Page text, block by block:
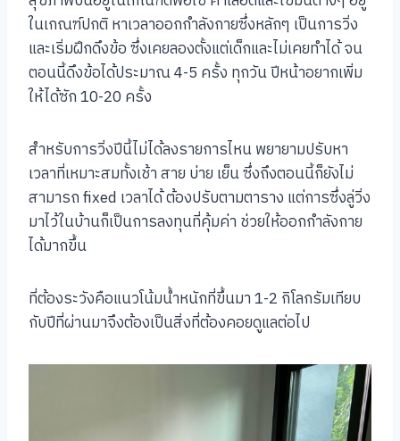
ในเกณฑ์ปกติ หาเวลาออกกำลังกายซึ่งหลักๆ เป็นการวิ่ง
และเริ่มฝึกดึงข้อ ซึ่งเคยลองตั้งแต่เด็กและไม่เคยทำได้ จน
ตอนนี้ดึงข้อได้ประมาณ 4-5 ครั้ง ทุกวัน ปีหน้าอยากเพิ่ม
ให้ได้ซัก 10-20 ครั้ง
สำหรับการวิ่งปีนี้ไม่ได้ลงรายการไหน พยายามปรับหา
เวลาที่เหมาะสมทั้งเช้า สาย บ่าย เย็น ซึ่งถึงตอนนี้ก็ยังไม่
สามารถ fixed เวลาได้ ต้องปรับตามตาราง แต่การซึ่งลู่วิ่ง
มาไว้ในบ้านก็เป็นการลงทุนที่คุ้มค่า ช่วยให้ออกกำลังกาย
ได้มากขึ้น
ที่ต้องระวังคือแนวโน้มน้ำหนักที่ขึ้นมา 1-2 กิโลกรัมเทียบ
กับปีที่ผ่านมาจึงต้องเป็นสิ่งที่ต้องคอยดูแลต่อไป